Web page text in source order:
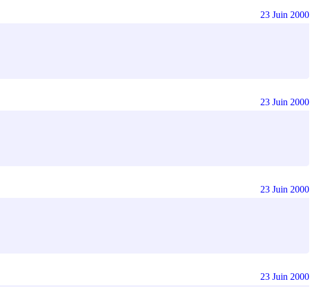
23 Juin 2000
23 Juin 2000
23 Juin 2000
23 Juin 2000